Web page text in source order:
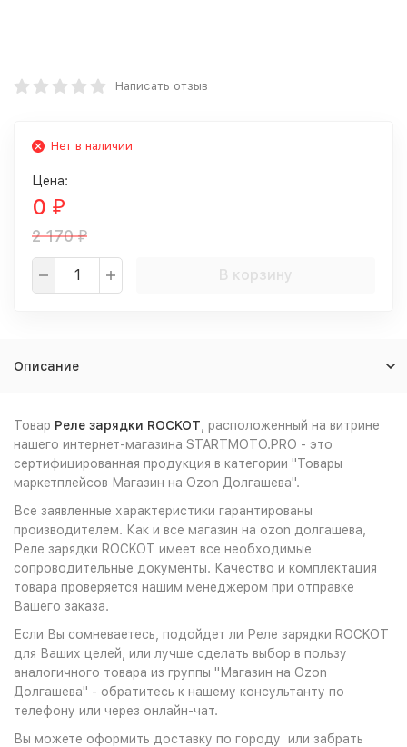
Написать отзыв
Нет в наличии
Цена:
0 ₽
2 170₽
В корзину
Описание
Товар Реле зарядки ROCKOT , расположенный на витрине
нашего интернет-магазина STARTMOTO.PRO - это
сертифицированная продукция в категории "Товары
маркетплейсов Магазин на Ozon Долгашева".
Все заявленные характеристики гарантированы
производителем. Как и все магазин на ozon долгашева,
Реле зарядки ROCKOT имеет все необходимые
сопроводительные документы. Качество и комплектация
товара проверяется нашим менеджером при отправке
Вашего заказа.
Если Вы сомневаетесь, подойдет ли Реле зарядки ROCKOT
для Ваших целей, или лучше сделать выбор в пользу
аналогичного товара из группы "Магазин на Ozon
Долгашева" - обратитесь к нашему консультанту по
телефону или через онлайн-чат.
Вы можете оформить доставку по городу или забрать